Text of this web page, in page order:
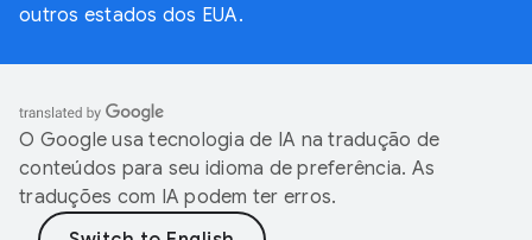
outros estados dos EUA.
O Google usa tecnologia de IA na tradução de
conteúdos para seu idioma de preferência. As
traduções com IA podem ter erros.